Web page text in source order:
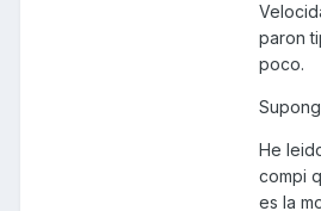
paron
poco.
He
compi
es la